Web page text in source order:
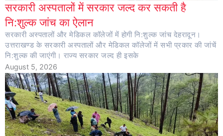
सरकारी अस्पतालों में सरकार जल्द कर सकती है
नि:शुल्क जांच का ऐलान
सरकारी अस्पतालों और मेडिकल कॉलेजों में होगी नि:शुल्क जांच देहरादून।
उत्तराखण्ड के सरकारी अस्पतालों और मेडिकल कॉलेजों में सभी प्रकार की जांचें
नि:शुल्क की जाएंगी। राज्य सरकार जल्द ही इसके
August 5, 2026